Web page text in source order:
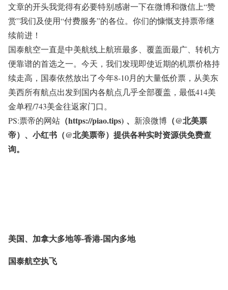
文章的开头我觉得有必要特别感谢一下在微博和微信上“赞
赏”我们及使用“付费服务”的各位。你们的慷慨支持票帝继
续前进！
国泰航空一直是中美航线上航班最多、覆盖面最广、转机方
便靠谱的首选之一。今天，我们发现即使近期的机票价格持
续走高，国泰依然放出了今年8-10月的大量低价票，从美东
美西所有航点出发到国内各航点几乎全部覆盖，最低414美
金单程/743美金往返家门口。
PS:票帝的网站 （https://piao.tips) 、 新浪微博 （@北美票
帝）、 小红书 （@北美票帝） 提供各种实时资源供免费查
询。
美国、加拿大多地等-香港-国内多地
国泰航空执飞